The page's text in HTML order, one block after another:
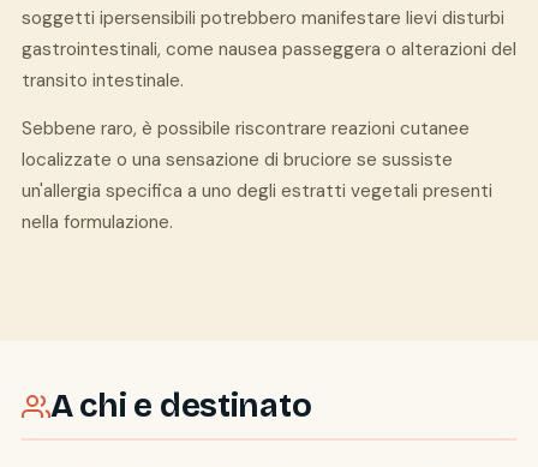
soggetti ipersensibili potrebbero manifestare lievi disturbi
gastrointestinali, come nausea passeggera o alterazioni del
transito intestinale.
Sebbene raro, è possibile riscontrare reazioni cutanee
localizzate o una sensazione di bruciore se sussiste
un'allergia specifica a uno degli estratti vegetali presenti
nella formulazione.
A chi e destinato